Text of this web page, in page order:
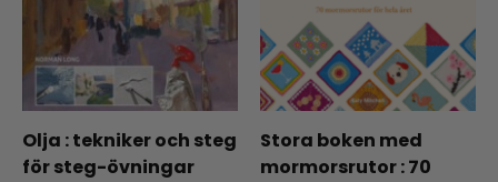
Olja : tekniker och steg
för steg-övningar
Stora boken med
mormorsrutor : 70